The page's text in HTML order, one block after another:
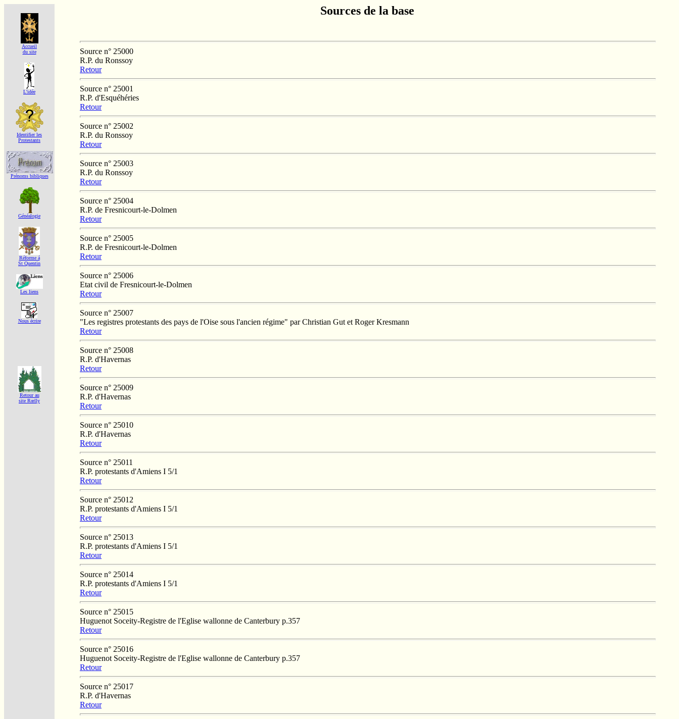
Accueil
du site
L'idée
Identifier les
Protestants
Prénoms bibliques
Généalogie
Réforme á
St Quentin
Les liens
Nous écrire
Retour au
site Rœlly
Sources de la base
Source n° 25000
R.P. du Ronssoy
Retour
Source n° 25001
R.P. d'Esquéhéries
Retour
Source n° 25002
R.P. du Ronssoy
Retour
Source n° 25003
R.P. du Ronssoy
Retour
Source n° 25004
R.P. de Fresnicourt-le-Dolmen
Retour
Source n° 25005
R.P. de Fresnicourt-le-Dolmen
Retour
Source n° 25006
Etat civil de Fresnicourt-le-Dolmen
Retour
Source n° 25007
"Les registres protestants des pays de l'Oise sous l'ancien régime" par Christian Gut et Roger Kresmann
Retour
Source n° 25008
R.P. d'Havernas
Retour
Source n° 25009
R.P. d'Havernas
Retour
Source n° 25010
R.P. d'Havernas
Retour
Source n° 25011
R.P. protestants d'Amiens I 5/1
Retour
Source n° 25012
R.P. protestants d'Amiens I 5/1
Retour
Source n° 25013
R.P. protestants d'Amiens I 5/1
Retour
Source n° 25014
R.P. protestants d'Amiens I 5/1
Retour
Source n° 25015
Huguenot Soceity-Registre de l'Eglise wallonne de Canterbury p.357
Retour
Source n° 25016
Huguenot Soceity-Registre de l'Eglise wallonne de Canterbury p.357
Retour
Source n° 25017
R.P. d'Havernas
Retour